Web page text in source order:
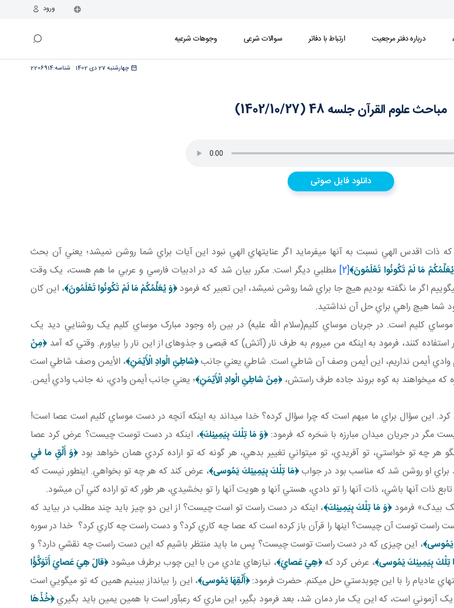
ورود
درباره دفتر مرجعیت ارتباط با دفاتر سوالات شرعی وجوهات شرعیه
چهارشنبه 27 دی 1402 2206914شناسه:
مباحث علوم القرآن جلسه 48 (1402/10/27)
دانلود فایل صوتی
که ذات اقدس الهي نسبت به آنها مي فرمايد اگر عنايت هاي الهي نبود اين آيات براي شما روشن نمي شد؛ يعني آن بحث
مَا لَمْ تَكُونُوا تَعْلَمُونَ﴾[2]
مطلبي ديگر است. مکرر بيان شد که در ادبيات فارسي و عربي ما هم هست، يک وقت
اگر ما نگفته بوديم هيچ جا براي شما روشن نمي شد، اين تعبير که فرمود﴿وَ يُعَلِّمُكُمْ مَا لَمْ تَكُونُوا تَعْلَمُونَ﴾، اين کان
شما هيچ راهي براي حل آن نداشتيد.
کليم است. در جريان موساي کليم(سلام الله عليه) در بين راه وجود مبارک موساي کليم يک روشنايي ديد يک
کنند، فرمود به اينکه من مي روم به طرف نار (آتش) که قبصی و جذوه­ای از اين نار را بياورم. وقتي که آمد﴿مِنْ
وادي أيمن نداريم، اين أيمن وصف آن شاطي است. شاطي يعني جانب﴿شاطِئِ الْوادِ الْأَيْمَنِ‏﴾، الأيمن وصف شاطي است
مي خواهند به کوه بروند جاده طرف راستش،﴿مِنْ شاطِئِ الْوادِ الْأَيْمَنِ‏﴾؛ يعني جانب أيمن وادي، نه جانب وادي أيمن.
اين سؤال براي ما مبهم است که چرا سؤال کرده؟ خدا مي داند به اينکه آنچه در دست موساي کليم است عصا است!
مگر در جريان ميدان مبارزه با سَحَره که فرمود:﴿وَ مَا تِلْكَ بِيَمِينِكَ﴾، اينکه در دست توست چيست؟ عرض کرد عصا
هر چه تو خواستي، تو آفريدي، تو مي تواني تغيير بدهي، هر گونه که تو اراده کردي همان خواهد بود﴿وَ أَلْقِ ما في‏
او روشن شد که مناسب بود در جواب﴿مَا تِلْكَ بِيَمِينِكَ يَمُوسى‏﴾، عرض کند که هر چه تو بخواهي. اين طور نيست که
ذات آنها باشي، ذات آنها را تو دادي، هستي آنها و هويت آنها را تو بخشيدي، هر طور که تو اراده کني آن مي شود.
بيدک» فرمود﴿وَ مَا تِلْكَ بِيَمِينِكَ‏﴾، اينکه در دست راست تو است چيست؟ از اين دو چيز بايد چند مطلب در بيايد که
راست توست آن چيست؟ اينها را قرآن باز کرده است که عصا چه کاري کرد؟ و دست راست چه کاري کرد؟ خدا در سوره
يَمُوسى‏﴾، اين چيزی که در دست راست توست چيست؟ پس ما بايد منتظر باشيم که اين دست راست چه نقشي دارد؟ و
تِلْكَ بِيَمِينِكَ يَمُوسى‏﴾، عرض کرد که﴿هِيَ عَصايَ‏﴾، نيازهاي عادي من با اين چوب برطرف مي شود﴿قالَ هِيَ عَصايَ أَتَوَكَّؤُا
هاي عادي­ام را با اين چوبدستي حل مي کنم. حضرت فرمود:﴿أَلْقِهَا يَمُوسى‏﴾، اين را بيانداز ببينيم همين که تو مي گويي است
آزموني است، که اين يک مار دمان شد، بعد فرمود بگير، اين ماري که رعب آور است با همين يمين بايد بگيري﴿خُذْهَا